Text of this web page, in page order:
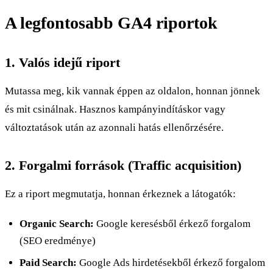
A legfontosabb GA4 riportok
1. Valós idejű riport
Mutassa meg, kik vannak éppen az oldalon, honnan jönnek
és mit csinálnak. Hasznos kampányindításkor vagy
változtatások után az azonnali hatás ellenőrzésére.
2. Forgalmi források (Traffic acquisition)
Ez a riport megmutatja, honnan érkeznek a látogatók:
Organic Search: Google keresésből érkező forgalom
(SEO eredménye)
Paid Search: Google Ads hirdetésekből érkező forgalom